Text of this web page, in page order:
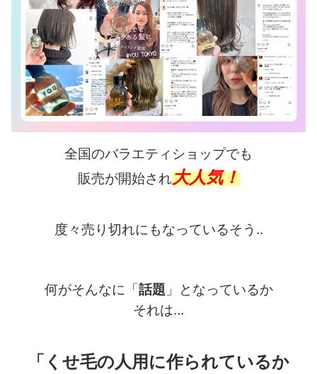
全国のバラエティショップでも
販売が開始され大人気！
度々売り切れにもなっているそう‥
何がそんなに「話題 」となっているか
それは…
「くせ毛の人用に作られているか